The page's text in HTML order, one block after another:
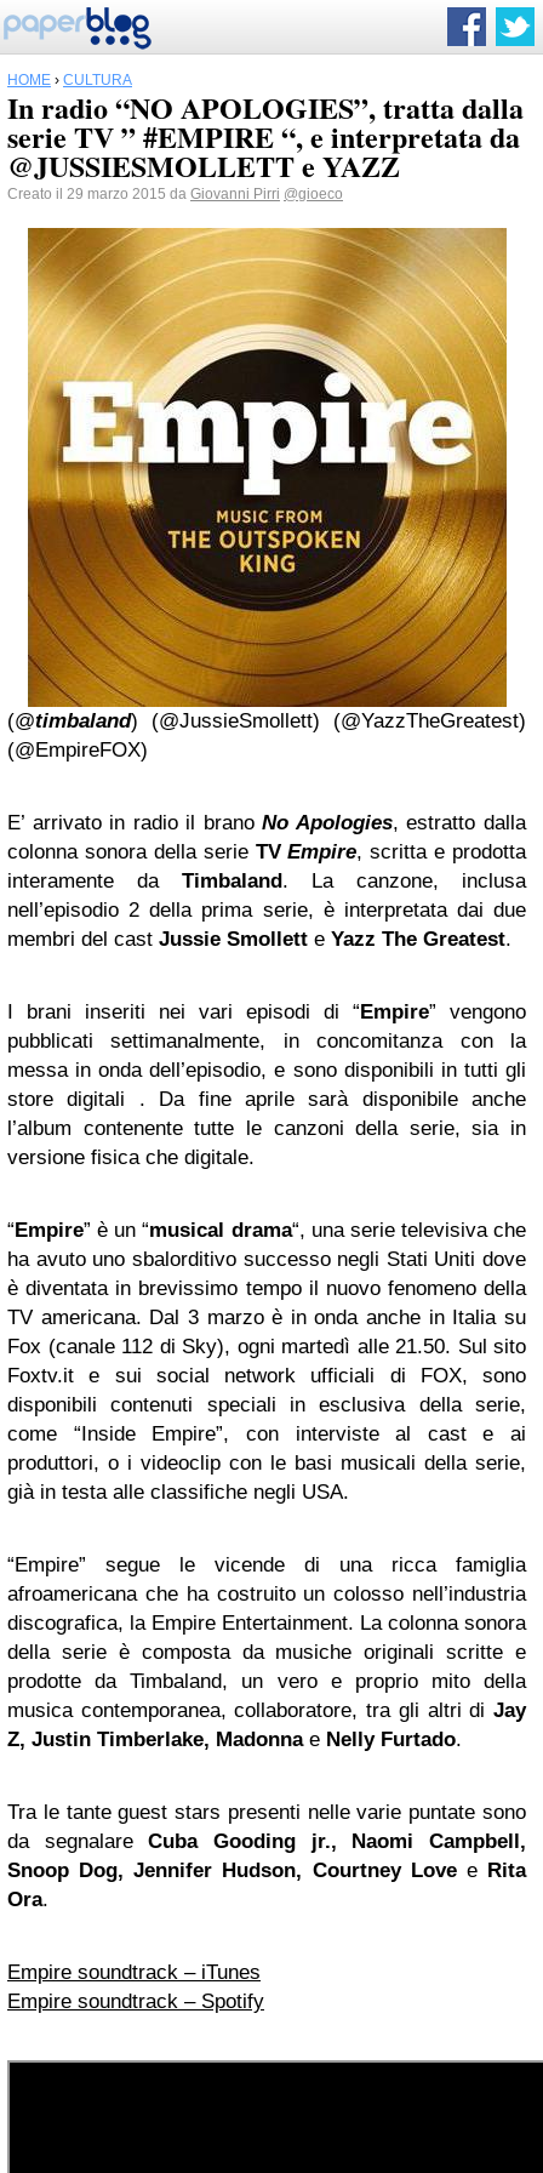
HOME › CULTURA
In radio “NO APOLOGIES”, tratta dalla
serie TV ” #EMPIRE “, e interpretata da
@JUSSIESMOLLETT e YAZZ
Creato il 29 marzo 2015 da Giovanni Pirri @gioeco
(@timbaland) (@JussieSmollett) (@YazzTheGreatest)
(@EmpireFOX)
E’ arrivato in radio il branoNo Apologies, estratto dalla
colonna sonora della serie TVEmpire, scritta e prodotta
interamente da Timbaland. La canzone, inclusa
nell’episodio 2 della prima serie, è interpretata dai due
membri del cast Jussie Smollett e Yazz The Greatest.
I brani inseriti nei vari episodi di “Empire” vengono
pubblicati settimanalmente, in concomitanza con la
messa in onda dell’episodio, e sono disponibili in tutti gli
store digitali . Da fine aprile sarà disponibile anche
l’album contenente tutte le canzoni della serie, sia in
versione fisica che digitale.
“Empire” è un “musical drama“, una serie televisiva che
ha avuto uno sbalorditivo successo negli Stati Uniti dove
è diventata in brevissimo tempo il nuovo fenomeno della
TV americana. Dal 3 marzo è in onda anche in Italia su
Fox (canale 112 di Sky), ogni martedì alle 21.50. Sul sito
Foxtv.it e sui social network ufficiali di FOX, sono
disponibili contenuti speciali in esclusiva della serie,
come “Inside Empire”, con interviste al cast e ai
produttori, o i videoclip con le basi musicali della serie,
già in testa alle classifiche negli USA.
“Empire” segue le vicende di una ricca famiglia
afroamericana che ha costruito un colosso nell’industria
discografica, la Empire Entertainment. La colonna sonora
della serie è composta da musiche originali scritte e
prodotte da Timbaland, un vero e proprio mito della
musica contemporanea, collaboratore, tra gli altri di Jay
Z, Justin Timberlake, Madonnae Nelly Furtado.
Tra le tante guest stars presenti nelle varie puntate sono
da segnalareCuba Gooding jr., Naomi Campbell,
Snoop Dog, Jennifer Hudson, Courtney Lovee Rita
Ora.
Empire soundtrack – iTunes
Empire soundtrack – Spotify